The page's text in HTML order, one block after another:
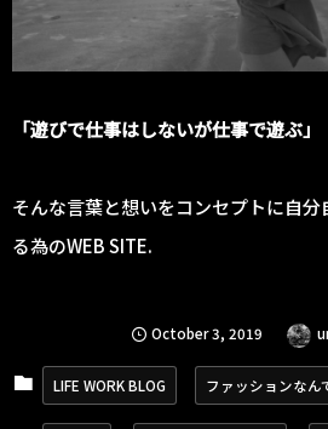
「遊びで仕事はしないが仕事で遊ぶ」
そんな言葉と想いをコンセプトに自分
る為のWEB SITE.
October 3, 2019
LIFE WORK BLOG ファッションなん